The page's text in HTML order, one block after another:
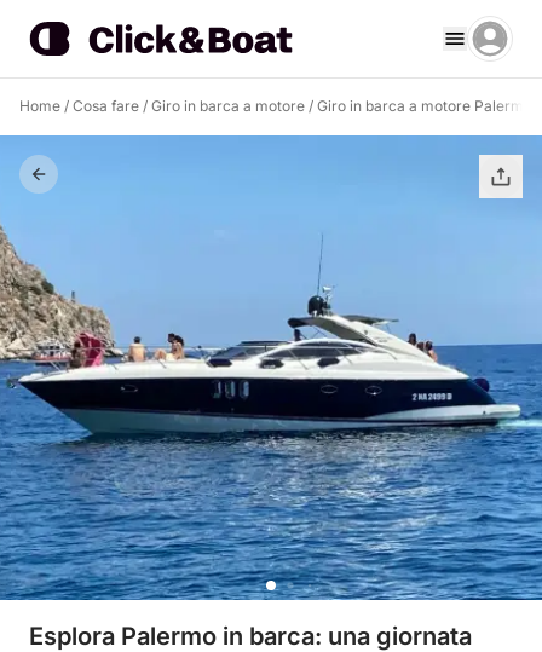
Home / Cosa fare / Giro in barca a motore / Giro in barca a motore Palermo
Esplora Palermo in barca: una giornata